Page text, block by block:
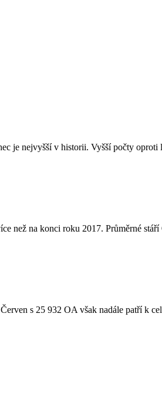
je nejvyšší v historii. Vyšší počty
než na konci roku 2017. Průměrné
s 25 932 OA však nadále patří k